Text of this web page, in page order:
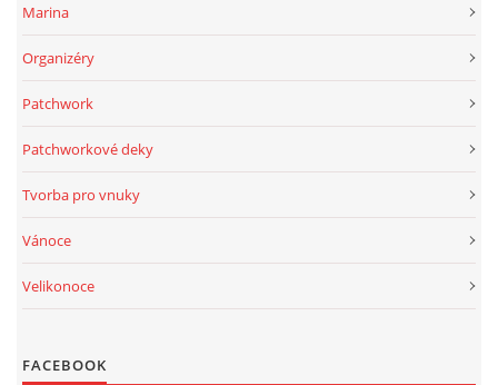
Marina
Organizéry
Patchwork
Patchworkové deky
Tvorba pro vnuky
Vánoce
Velikonoce
FACEBOOK